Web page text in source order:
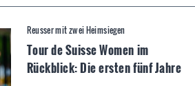
Reusser mit zwei Heimsiegen
Tour de Suisse Women im
Rückblick: Die ersten fünf Jahre